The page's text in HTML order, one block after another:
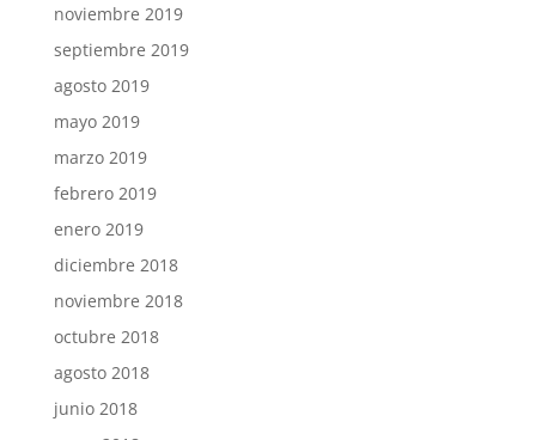
noviembre 2019
septiembre 2019
agosto 2019
mayo 2019
marzo 2019
febrero 2019
enero 2019
diciembre 2018
noviembre 2018
octubre 2018
agosto 2018
junio 2018